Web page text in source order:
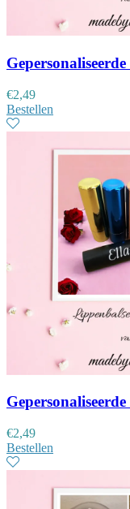
€2,49
Bestellen
€2,49
Bestellen